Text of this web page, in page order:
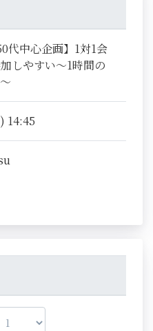
代中心企画】1対1会
しやすい～1時間の
14:45